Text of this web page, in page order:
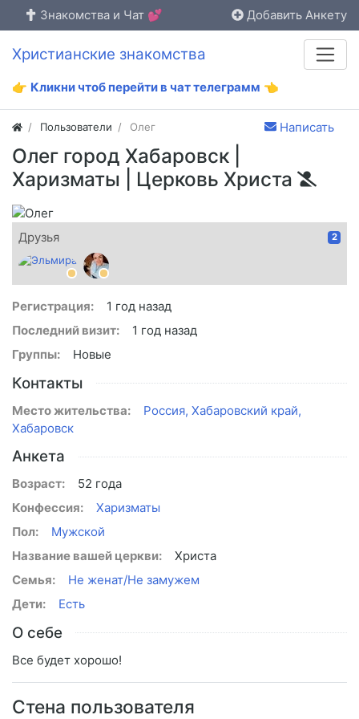
Знакомства и Чат 💕 Добавить Анкету
Христианские знакомства
👉 Кликни чтоб перейти в чат телеграмм 👈
Пользователи Oлег Написать
Oлег город Хабаровск |
Харизматы | Церковь Христа
Друзья 2
Регистрация:
1 год назад
Последний визит:
1 год назад
Группы:
Новые
Контакты
Место жительства:
Россия, Хабаровский край,
Хабаровск
Анкета
Возраст:
52 года
Конфессия:
Харизматы
Пол:
Мужской
Название вашей церкви:
Христа
Семья:
Не женат/Не замужем
Дети:
Есть
О себе
Все будет хорошо!
Стена пользователя